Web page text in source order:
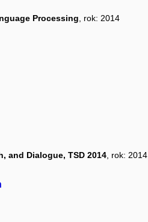
Processing, rok: 2014
and Dialogue, TSD 2014 , rok: 2014,